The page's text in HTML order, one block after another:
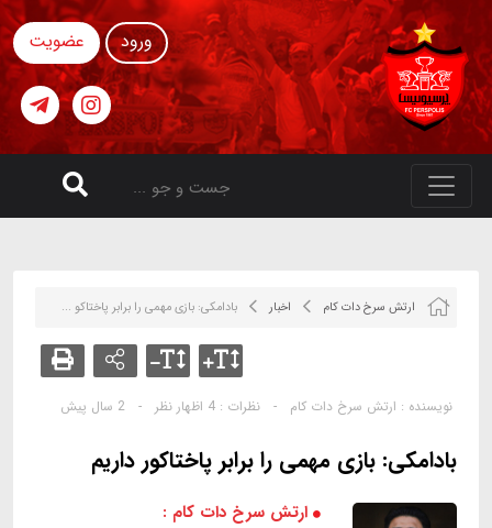
ورود عضویت
ارتش سرخ دات کام اخبار بادامکی: بازی مهمی را برابر پاختاکو ...
نویسنده : ارتش سرخ دات کام - نظرات : 4 اظهار نظر - 2 سال پیش
بادامکی: بازی مهمی را برابر پاختاکور داریم
ارتش سرخ دات کام :